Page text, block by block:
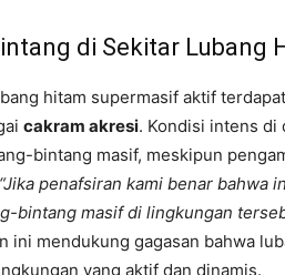
di Sekitar Lubang
hitam supermasif aktif
cakram akresi. Kondisi intens di
bintang masif, meskipun
“Jika penafsiran kami benar bahwa
bintang masif di lingkungan
ini mendukung gagasan bahwa
yang aktif dan dinamis.